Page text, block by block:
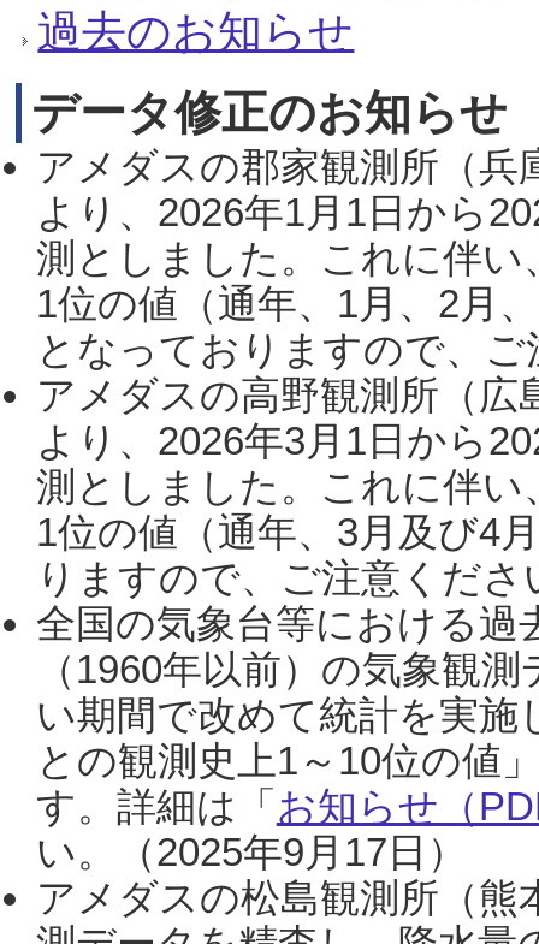
過去のお知らせ
データ修正のお知らせ
アメダスの郡家観測所（
より、2026年1月1日から
測としました。これに伴い
1位の値（通年、1月、2月
となっておりますので、
アメダスの高野観測所（
より、2026年3月1日から
測としました。これに伴い
1位の値（通年、3月及び4
りますので、ご注意くだ
全国の気象台等における過
（1960年以前）の気象観
い期間で改めて統計を実
との観測史上1～10位の値
す。詳細は「 お知らせ（
い。（2025年9月17日）
アメダスの松島観測所（熊